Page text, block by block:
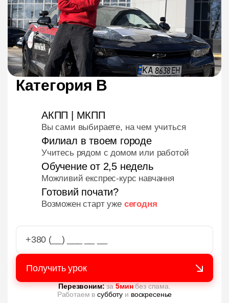
Категория В
АКПП | МКПП
Вы сами выбираете, на чем учиться
Филиал в твоем городе
Учитесь рядом с домом или работой
Обучение от 2,5 недель
Можливий експрес-курс навчання
Готовий почати?
Возможен старт уже сегодня
Перезвоним:за5минбез спама.
Работаем всубботу и воскресенье